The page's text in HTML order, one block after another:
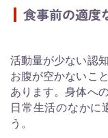
食事前の適度
活動量が少ない認
お腹が空かないこ
あります。身体へ
日常生活のなかに
う。